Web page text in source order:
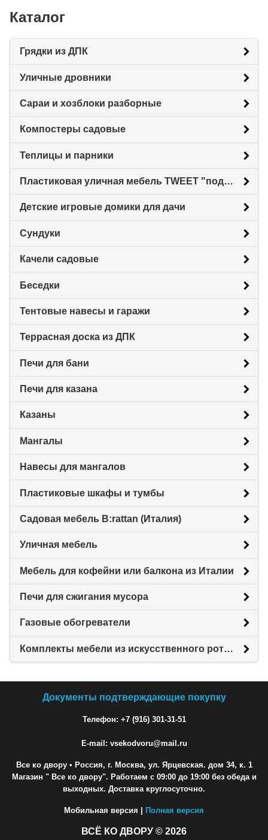
Каталог
Грядки из ДПК
Уличные дровники
Сараи и хозблоки разборные
Компостеры садовые
Теплицы и парники
Пластиковая уличная мебель TWEET "под ротанг"
Детские игровые домики для дачи
Сундуки
Качели садовые
Беседки
Тентовые навесы и гаражи
Террасная доска из ДПК
Печи для бани
Печи для казана
Казаны
Мангалы
Навесы для мангалов
Пластиковые шкафы и тумбы
Садовая мебель B:rattan (Италия)
Уличная мебель
Мебель для кофейни или балкона из Италии
Печи для сжигания мусора
Газовые обогреватели
Комплекты мебели из искусственного ротанга
Документы подтверждающие покупку
Телефон: +7 (916) 301-31-51
E-mail: vsekodvoru@mail.ru
Все ко двору• Россия, г. Москва, ул. Ярцевская. дом 34, к. 1
Магазин " Все ко двору". Работаем с 09:00 до 19:00 без обеда и
выходных. Доставка круглосуточно.
Мобильная версия | Полная версия
ВСЁ КО ДВОРУ © 2026